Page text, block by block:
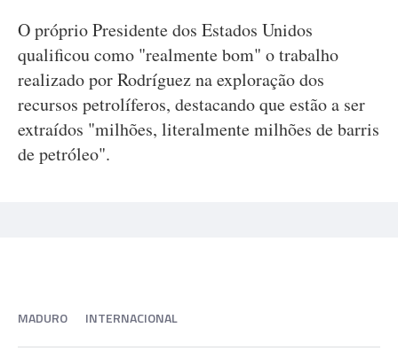
O próprio Presidente dos Estados Unidos
qualificou como "realmente bom" o trabalho
realizado por Rodríguez na exploração dos
recursos petrolíferos, destacando que estão a ser
extraídos "milhões, literalmente milhões de barris
de petróleo".
MADURO INTERNACIONAL